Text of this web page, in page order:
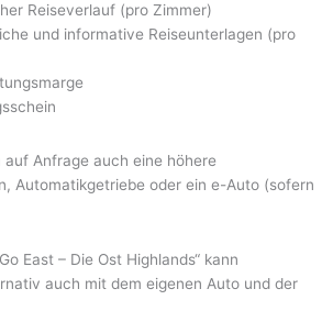
Reiseverlauf (pro Zimmer)
und informative Reiseunterlagen (pro
Anfrage auch eine höhere
Automatikgetriebe oder ein e-Auto (sofern
East – Die Ost Highlands“ kann
auch mit dem eigenen Auto und der